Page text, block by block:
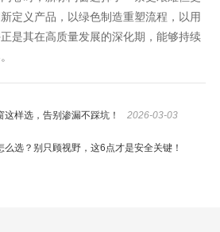
定义产品，以绿色制造重塑流程，以用
是其在高质量发展的深化期，能够持续
样选，告别渗漏不踩坑！ 2026-03-03
么选？别只顾视野，这6点才是安全关键！